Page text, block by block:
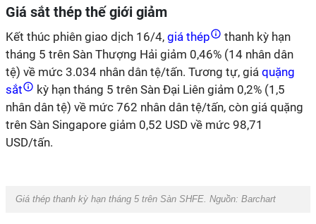
Giá sắt thép thế giới giảm
Kết thúc phiên giao dịch 16/4, giá thép
thanh kỳ hạn
tháng 5 trên Sàn Thượng Hải giảm 0,46% (14 nhân dân
tệ) về mức 3.034 nhân dân tệ/tấn. Tương tự, giá quặng
sắt
kỳ hạn tháng 5 trên Sàn Đại Liên giảm 0,2% (1,5
nhân dân tệ) về mức 762 nhân dân tệ/tấn, còn giá quặng
trên Sàn Singapore giảm 0,52 USD về mức 98,71
USD/tấn.
Giá thép thanh kỳ hạn tháng 5 trên Sàn SHFE. Nguồn: Barchart